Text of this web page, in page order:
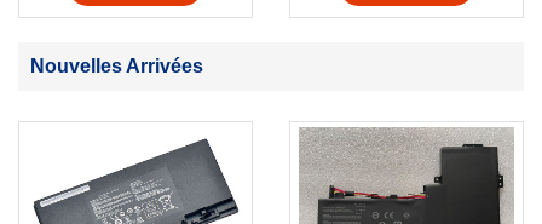
Nouvelles Arrivées